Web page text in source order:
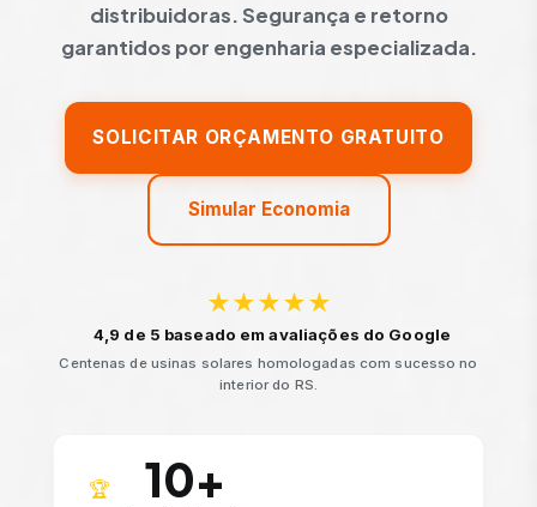
distribuidoras. Segurança e retorno
garantidos por engenharia especializada.
SOLICITAR ORÇAMENTO GRATUITO
Simular Economia
★★★★★
4,9 de 5 baseado em avaliações do Google
Centenas de usinas solares homologadas com sucesso no
interior do RS.
🏆 10+